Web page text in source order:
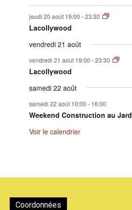
jeudi 20 août 19:00 -23:30
Lacollywood
vendredi 21 août
vendredi 21 août 19:00 -23:30
Lacollywood
samedi 22 août
samedi 22 août 10:00 - 16:00
Weekend Construction au
Voir le calendrier
Coordonnées